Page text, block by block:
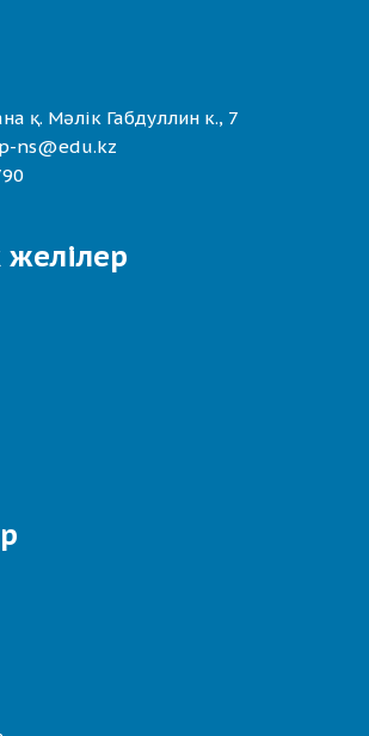
қ. Мәлік Габдуллин к., 7
ns@edu.kz
желілер